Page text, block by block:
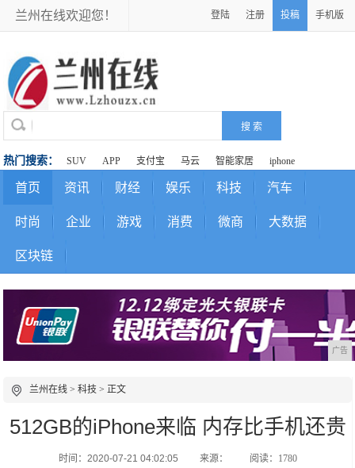
兰州在线欢迎您！ 登陆 注册 投稿 手机版
热门搜索： SUV APP 支付宝 马云 智能家居 iphone
首页 资讯 财经 娱乐 科技 汽车
时尚 企业 游戏 消费 微商 大数据
区块链
广告
兰州在线 >科技 > 正文
512GB的iPhone来临 内存比手机还贵
时间：2020-07-21 04:02:05 来源： 阅读：1780